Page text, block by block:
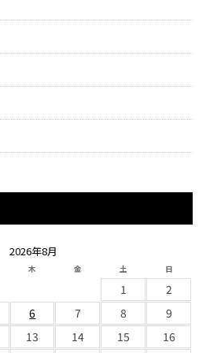
2026年8月
木 金 土 日
1
2
6 7 8
9
13 14 15
16